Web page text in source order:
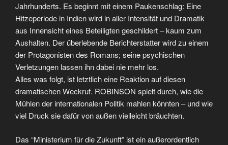
Jahrhunderts. Es beginnt mit einem Paukenschlag: Eine
Hitzeperiode in Indien wird in aller Intensität und Dramatik
aus Innensicht eines Beteiligten geschildert – kaum zum
Aushalten. Der überlebende Berichterstatter wird zu einem
der Protagonisten des Romans; seine psychischen
Verletzungen lassen ihn dabei nie mehr los.
Alles was folgt, ist letztlich eine Reaktion auf diesen
dramatischen Weckruf. ROBINSON spielt durch, wie die
Mühlen der internationalen Politik mahlen könnten – und wie
viel Druck sie dafür von außen vielleicht bräuchten.
Das “Ministerium für die Zukunft” ist ein außerordentlich